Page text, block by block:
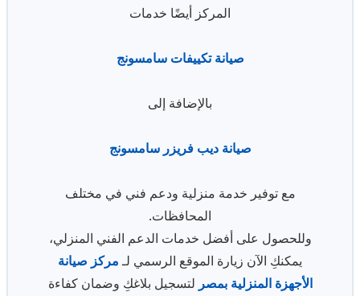
المركز أيضًا خدمات
صيانة تكييفات سامسونج
بالإضافة إلى
صيانة ديب فريزر سامسونج
مع توفير خدمة منزلية ودعم فني في مختلف
المحافظات.
وللحصول على أفضل خدمات الدعم الفني المنزلي،
يمكنكِ الآن زيارة الموقع الرسمي لـمركز صيانة
الأجهزة المنزلية بمصر لتسجيل بلاغكِ وضمان كفاءة